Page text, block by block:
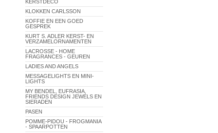
KERSTDECO
KLOKKEN CARLSSON
KOFFIE EN EEN GOED
GESPREK
KURT S. ADLER KERST- EN
VERZAMELORNAMENTEN
LACROSSE - HOME
FRAGRANCES - GEUREN
LADIES AND ANGELS
MESSAGELIGHTS EN MINI-
LIGHTS
MY BENDEL, EUFRASIA,
FRIENDS DESIGN JEWELS EN
SIERADEN
PASEN
POMME-PIDOU - FROGMANIA
- SPAARPOTTEN